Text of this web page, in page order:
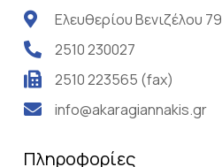
Ελευθερίου Βενιζέλου 79
2510 230027
2510 223565 (fax)
info@akaragiannakis.gr
Πληροφορίες